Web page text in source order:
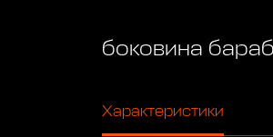
боковина
Характеристики